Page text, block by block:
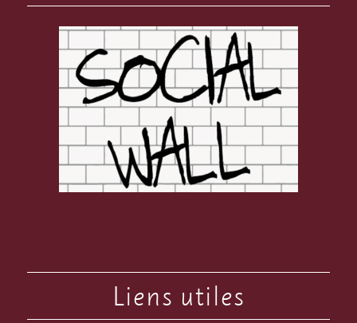
Liens utiles